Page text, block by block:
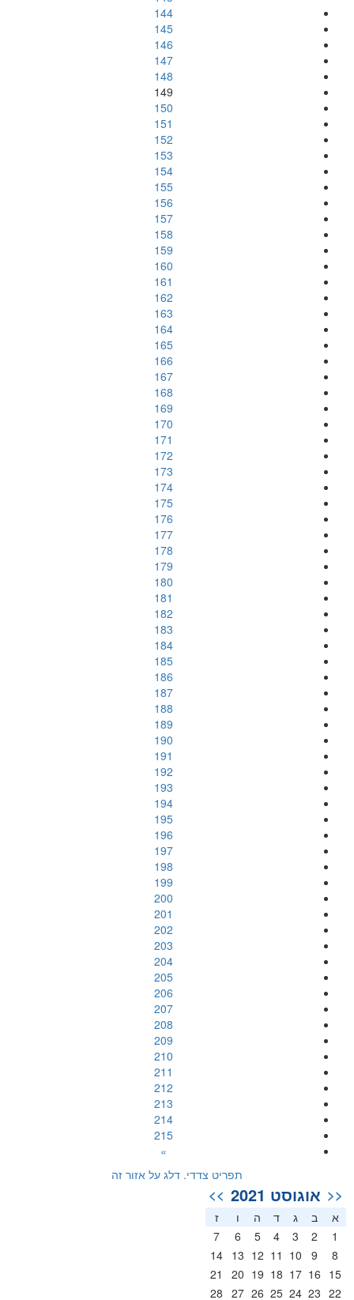
144
145
146
147
148
149
150
151
152
153
154
155
156
157
158
159
160
161
162
163
164
165
166
167
168
169
170
171
172
173
174
175
176
177
178
179
180
181
182
183
184
185
186
187
188
189
190
191
192
193
194
195
196
197
198
199
200
201
202
203
204
205
206
207
208
209
210
211
212
213
214
215
»
תפריט צדדי. דלג על אזור זה
<< אוגוסט 2021 >>
א ב ג ד ה
ז
2
3
4
5
6
7
8
9
10
11
12
13
14
15
16
17
18
19
20
21
22
23
24
25
26
27
28